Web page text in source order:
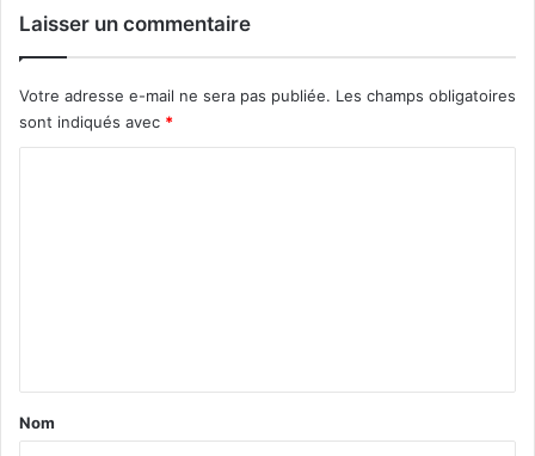
Laisser un commentaire
Votre adresse e-mail ne sera pas publiée. Les champs obligatoires
sont indiqués avec *
a
Nom